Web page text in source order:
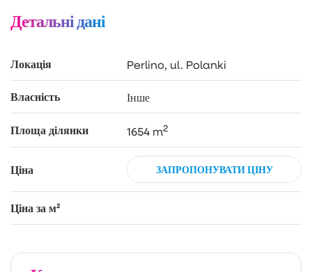
Детальні дані
Локація Perlino, ul. Polanki
Власність Інше
Площа ділянки 1654 m2
Ціна ЗАПРОПОНУВАТИ ЦІНУ
Ціна за м²